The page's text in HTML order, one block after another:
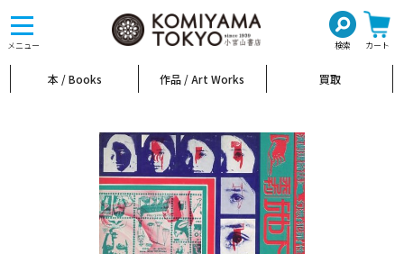
メニュー 検索 カート
toggle
navigation
本 / Books 作品 / Art Works 買取